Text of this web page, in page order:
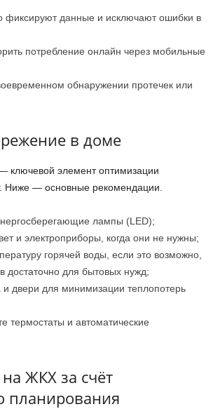
фиксируют данные и исключают ошибки в
потребление онлайн через мобильные
обнаружении протечек или
в доме
ключевой элемент оптимизации
Ниже — основные рекомендации.
лампы (LED);
и электроприборы, когда они не нужны;
горячей воды, если это возможно,
достаточно для бытовых нужд;
и двери для минимизации теплопотерь
термостаты и автоматические
ЖКХ за счёт
планирования